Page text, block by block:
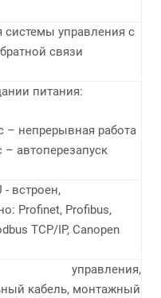
системы управления с
связи
питания:
– непрерывная работа
– автоперезапуск
- встроен,
Profinet, Profibus,
TCP/IP, Canopen
управления,
кабель, монтажный